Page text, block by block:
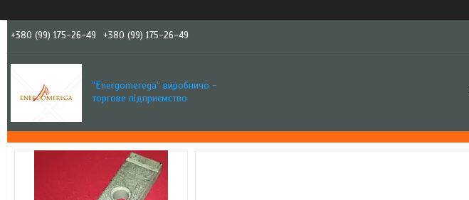
+380 (99) 175-26-49 +380 (99) 175-26-49
"Еnergomerega" виробничо -
торгове підприємство